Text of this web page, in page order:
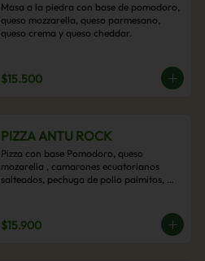
Masa a la piedra con base de pomodoro,
queso mozzarella, queso parmesano,
queso crema y queso cheddar.
$15.500
PIZZA ANTU ROCK
Pizza con base Pomodoro, queso
mozarella , camarones ecuatorianos
salteados, pechuga de pollo palmitos,
$15.900